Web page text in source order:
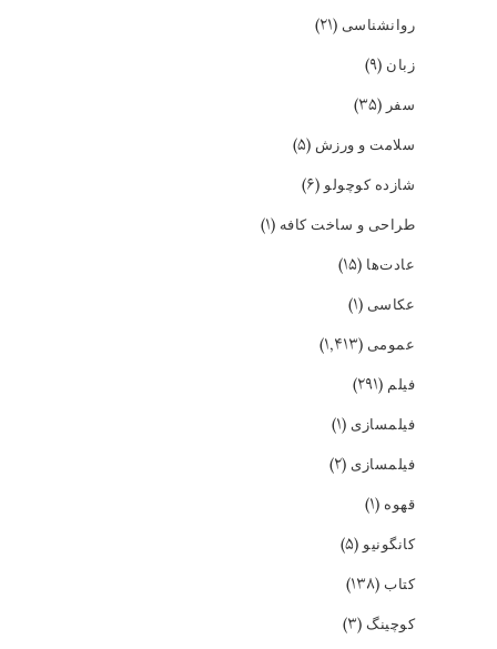
روانشناسی (۲۱)
زبان (۹)
سفر (۳۵)
سلامت و ورزش (۵)
شازده کوچولو(۶)
طراحی و ساخت کافه (۱)
عادت‌ها (۱۵)
عکاسی (۱)
عمومی (۱,۴۱۳)
فیلم (۲۹۱)
فیلمسازی (۱)
فیلمسازی (۲)
قهوه (۱)
کانگونیو(۵)
کتاب (۱۳۸)
کوچینگ (۳)